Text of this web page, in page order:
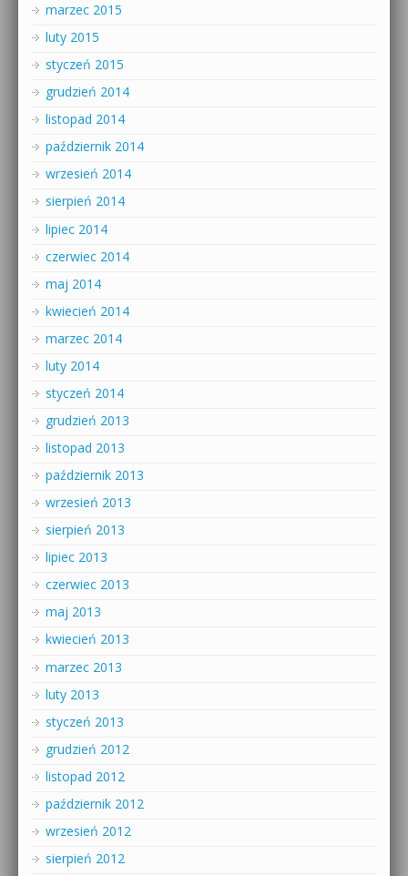
marzec 2015
luty 2015
styczeń 2015
grudzień 2014
listopad 2014
październik 2014
wrzesień 2014
sierpień 2014
lipiec 2014
czerwiec 2014
maj 2014
kwiecień 2014
marzec 2014
luty 2014
styczeń 2014
grudzień 2013
listopad 2013
październik 2013
wrzesień 2013
sierpień 2013
lipiec 2013
czerwiec 2013
maj 2013
kwiecień 2013
marzec 2013
luty 2013
styczeń 2013
grudzień 2012
listopad 2012
październik 2012
wrzesień 2012
sierpień 2012